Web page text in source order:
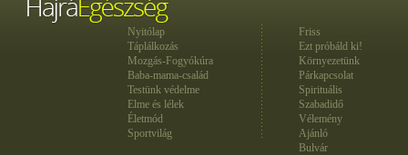
Nyitólap
Táplálkozás
Mozgás-Fogyókúra
Baba-mama-család
Testünk védelme
Elme és lélek
Életmód
Sportvilág
Friss
Ezt próbáld ki!
Környezetünk
Párkapcsolat
Spirituális
Szabadidő
Vélemény
Ajánló
Bulvár